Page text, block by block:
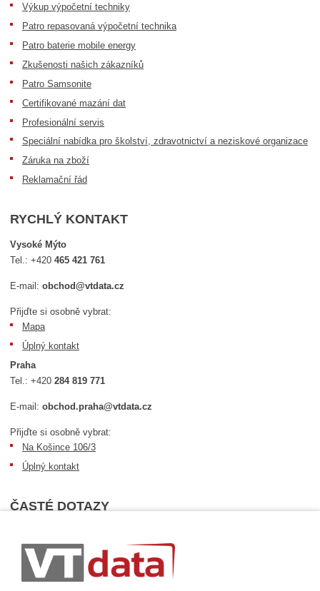
Výkup výpočetní techniky
Patro repasovaná výpočetní technika
Patro baterie mobile energy
Zkušenosti našich zákazníků
Patro Samsonite
Certifikované mazání dat
Profesionální servis
Speciální nabídka pro školství, zdravotnictví a neziskové organizace
Záruka na zboží
Reklamační řád
RYCHLÝ KONTAKT
Vysoké Mýto
Tel.:+420465 421 761
E-mail:obchod@vtdata.cz
Přijďte si osobně vybrat:
Mapa
Úplný kontakt
Praha
Tel.:+420284 819 771
E-mail:obchod.praha@vtdata.cz
Přijďte si osobně vybrat:
Na Košince 106/3
Úplný kontakt
ČASTÉ DOTAZY
Dopravní podmínky
Sledování zásilek